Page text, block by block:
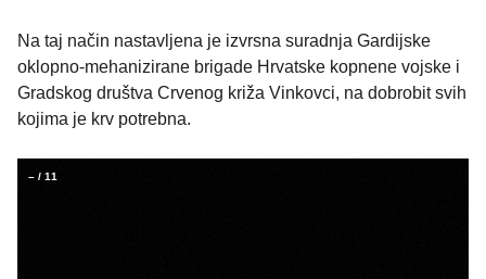
Na taj način nastavljena je izvrsna suradnja Gardijske
oklopno-mehanizirane brigade Hrvatske kopnene vojske i
Gradskog društva Crvenog križa Vinkovci, na dobrobit svih
kojima je krv potrebna.
– / 11